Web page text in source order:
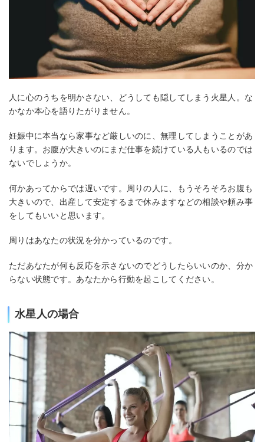
人に心のうちを明かさない、どうしても隠してしまう火星人。な
かなか本心を語りたがりません。
妊娠中に本当なら家事など厳しいのに、無理してしまうことがあ
ります。お腹が大きいのにまだ仕事を続けている人もいるのでは
ないでしょうか。
何かあってからでは遅いです。周りの人に、もうそろそろお腹も
大きいので、出産して安定するまで休みますなどの相談や頼み事
をしてもいいと思います。
周りはあなたの状況を分かっているのです。
ただあなたが何も反応を示さないのでどうしたらいいのか、分か
らない状態です。あなたから行動を起こしてください。
水星人の場合